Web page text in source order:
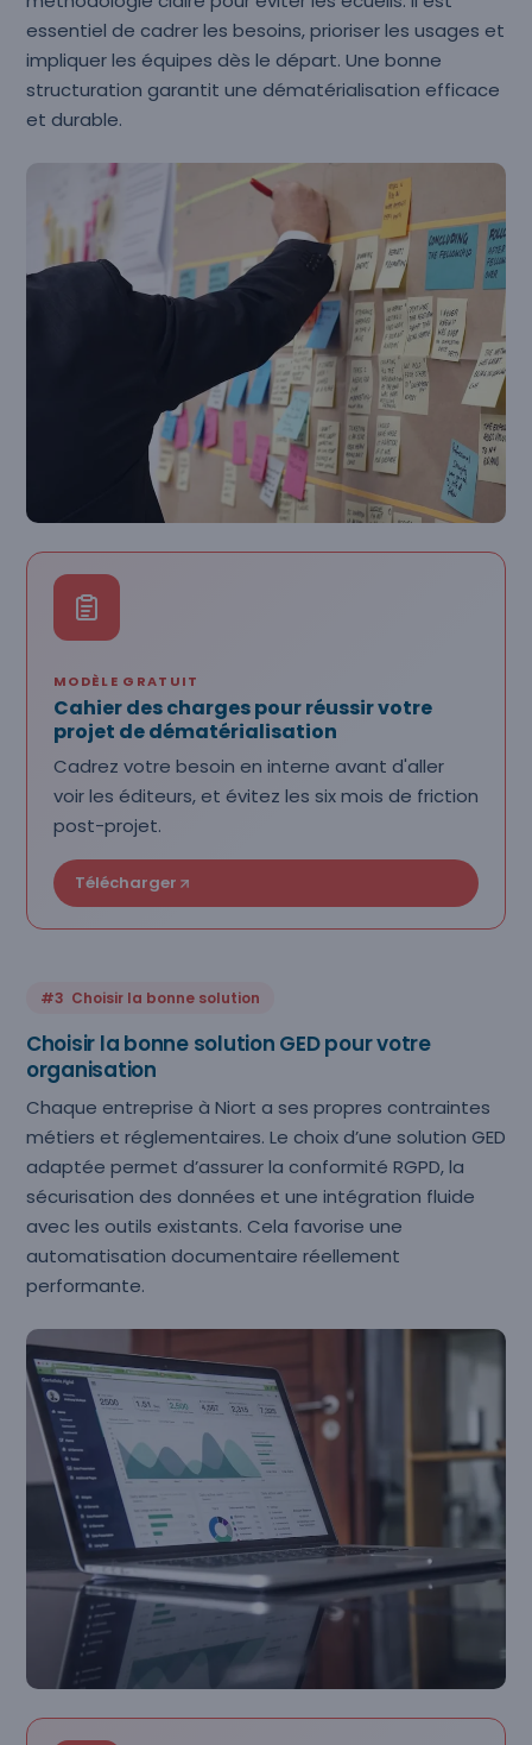
essentiel de cadrer les besoins, prioriser les usages et
impliquer les équipes dès le départ. Une bonne
structuration garantit une dématérialisation efficace
et durable.
MODÈLE GRATUIT
Cahier des charges pour réussir votre
projet de dématérialisation
Cadrez votre besoin en interne avant d'aller
voir les éditeurs, et évitez les six mois de friction
post-projet.
Télécharger
#3 Choisir la bonne solution
Choisir la bonne solution GED pour votre
organisation
Chaque entreprise à Niort a ses propres contraintes
métiers et réglementaires. Le choix d’une solution GED
adaptée permet d’assurer la conformité RGPD, la
sécurisation des données et une intégration fluide
avec les outils existants. Cela favorise une
automatisation documentaire réellement
performante.